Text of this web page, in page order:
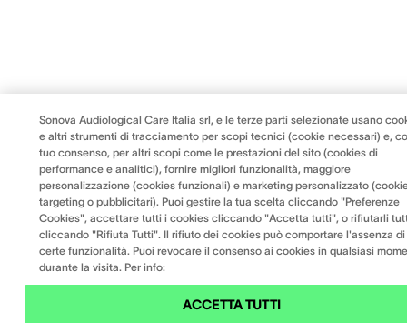
Sonova Audiological Care Italia srl, e le terze parti selezionate usano
e altri strumenti di tracciamento per scopi tecnici (cookie necessari) e,
tuo consenso, per altri scopi come le prestazioni del sito (cookies di
performance e analitici), fornire migliori funzionalità, maggiore
personalizzazione (cookies funzionali) e marketing personalizzato
targeting o pubblicitari). Puoi gestire la tua scelta cliccando "Preferenze
Cookies", accettare tutti i cookies cliccando "Accetta tutti", o rifiutarli
cliccando "Rifiuta Tutti". Il rifiuto dei cookies può comportare l'assenza di
certe funzionalità. Puoi revocare il consenso ai cookies in qualsiasi
durante la visita. Per info:
ACCETTA TUTTI